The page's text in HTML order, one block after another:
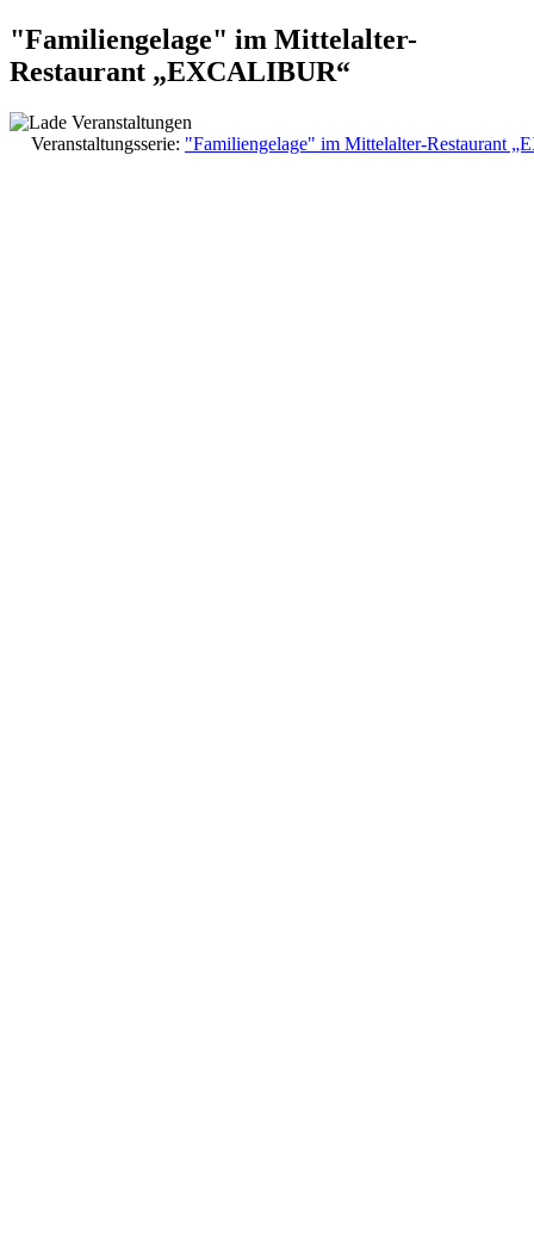
"Familiengelage" im Mittelalter-
Restaurant „EXCALIBUR“
Veranstaltungsserie: "Familiengelage" im Mittelalter-Restaurant